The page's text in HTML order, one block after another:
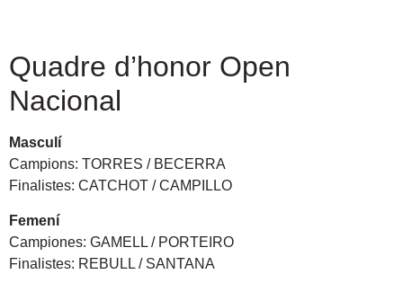
Quadre d’honor Open
Nacional
Masculí
Campions: TORRES / BECERRA
Finalistes: CATCHOT / CAMPILLO
Femení
Campiones: GAMELL / PORTEIRO
Finalistes: REBULL / SANTANA